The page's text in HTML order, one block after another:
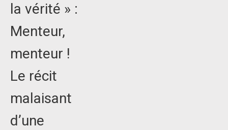
la vérité » :
Menteur,
menteur !
Le récit
malaisant
d’une